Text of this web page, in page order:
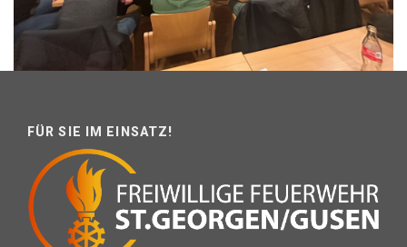
FÜR SIE IM EINSATZ!